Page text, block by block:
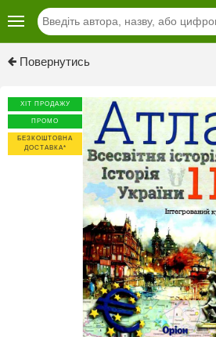
Повернутись
ХІТ ПРОДАЖУ
ПРОМО
БЕЗКОШТОВНА
ДОСТАВКА*